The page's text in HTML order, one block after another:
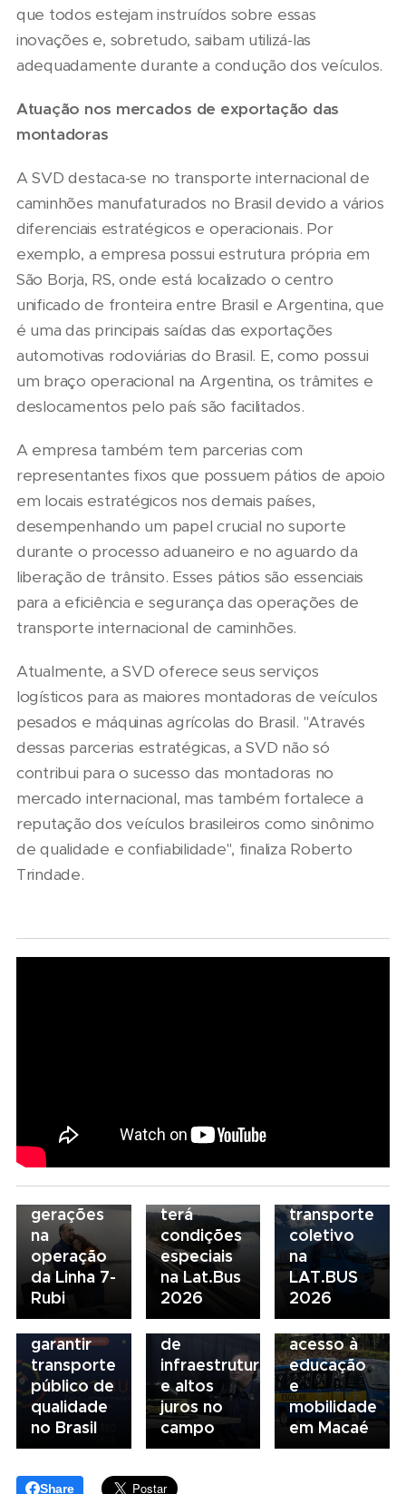
que todos estejam instruídos sobre essas
inovações e, sobretudo, saibam utilizá-las
adequadamente durante a condução dos veículos.
Atuação nos mercados de exportação das
montadoras
A SVD destaca-se no transporte internacional de
caminhões manufaturados no Brasil devido a vários
diferenciais estratégicos e operacionais. Por
exemplo, a empresa possui estrutura própria em
São Borja, RS, onde está localizado o centro
unificado de fronteira entre Brasil e Argentina, que
é uma das principais saídas das exportações
automotivas rodoviárias do Brasil. E, como possui
um braço operacional na Argentina, os trâmites e
deslocamentos pelo país são facilitados.
A empresa também tem parcerias com
representantes fixos que possuem pátios de apoio
em locais estratégicos nos demais países,
desempenhando um papel crucial no suporte
durante o processo aduaneiro e no aguardo da
liberação de trânsito. Esses pátios são essenciais
para a eficiência e segurança das operações de
transporte internacional de caminhões.
Atualmente, a SVD oferece seus serviços
logísticos para as maiores montadoras de veículos
pesados e máquinas agrícolas do Brasil. "Através
dessas parcerias estratégicas, a SVD não só
contribui para o sucesso das montadoras no
mercado internacional, mas também fortalece a
reputação dos veículos brasileiros como sinônimo
de qualidade e confiabilidade", finaliza Roberto
Trindade.
para filha:
amor pela
ferrovia
une
gerações
na
operação
da Linha 7-
Rubi
07/08/2026
Serviços
Financeiros
terá
condições
especiais
na Lat.Bus
2026
financiamento
do
transporte
coletivo
na
LAT.BUS
2026
06/08/2026
Seminário
debate
novo
modelo
de
financiamento
para
garantir
transporte
público de
qualidade
no Brasil
05/08/2026
Presidente
da FAESP
alerta para
gargalos
de
infraestrutura
e altos
juros no
campo
04/08/2026
Renovação
da frota
escolar
fortalece
acesso à
educação
e
mobilidade
em Macaé
Share